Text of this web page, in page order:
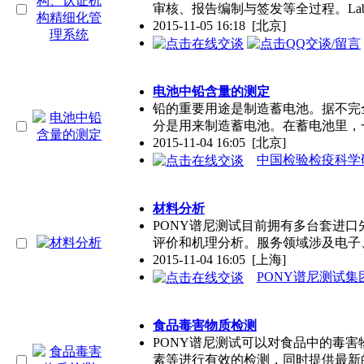
审核、报告编制与签发等全过程。
2015-11-05 16:18 [北京]
电池中铅含量的测定
铅的重要用途是制造蓄电池。据不
分是用来制造蓄电池。在蓄电池里，
2015-11-04 16:05 [北京]
中国检验检疫科
材料分析
PONY谱尼测试目前拥有多台套进
评价和机理分析。服务领域涉及电子
2015-11-04 16:05 [上海]
PONY谱尼测试集
食品毒害物质检测
PONY谱尼测试可以对食品中的毒
素等进行有效的检测，同时提供最新